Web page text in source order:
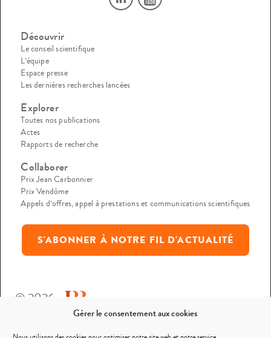
Gérer le consentement aux cookies
Découvrir
Le conseil scientifique
L’équipe
Espace presse
Les dernières recherches lancées
Explorer
Toutes nos publications
Actes
Rapports de recherche
Collaborer
Prix Jean Carbonnier
Prix Vendôme
Appels d’offres, appel à prestations et communications scientifiques
S'ABONNER À NOTRE FIL D'ACTUALITÉ
© 2026